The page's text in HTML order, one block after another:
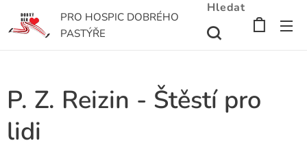
PRO HOSPIC DOBRÉHO
PASTÝŘE
Hledat
P. Z. Reizin - Štěstí pro
lidi